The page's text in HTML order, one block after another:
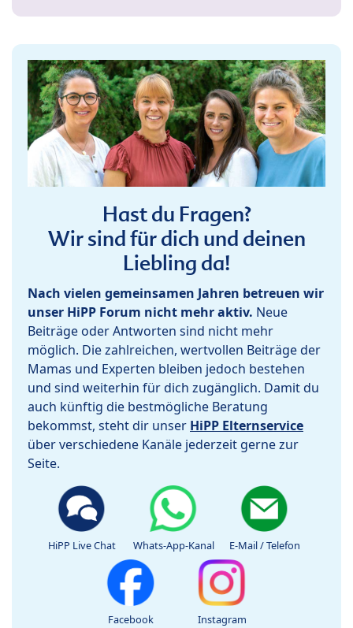
Hast du Fragen?
Wir sind für dich und deinen
Liebling da!
Nach vielen gemeinsamen Jahren betreuen wir
unser HiPP Forum nicht mehr aktiv. Neue
Beiträge oder Antworten sind nicht mehr
möglich. Die zahlreichen, wertvollen Beiträge der
Mamas und Experten bleiben jedoch bestehen
und sind weiterhin für dich zugänglich. Damit du
auch künftig die bestmögliche Beratung
bekommst, steht dir unser HiPP Elternservice
über verschiedene Kanäle jederzeit gerne zur
Seite.
HiPP Live Chat Whats-App-Kanal E-Mail / Telefon
Facebook Instagram